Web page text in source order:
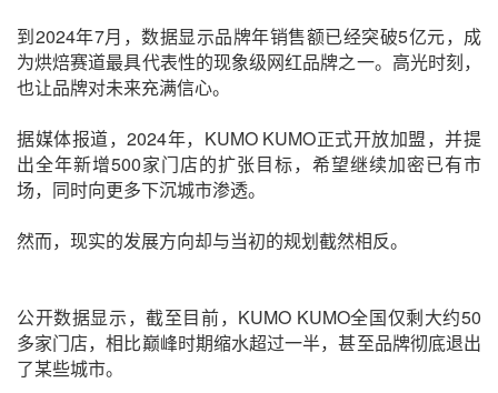
到2024年7月，数据显示品牌年销售额已经突破5亿元，成
为烘焙赛道最具代表性的现象级网红品牌之一。高光时刻，
也让品牌对未来充满信心。
据媒体报道，2024年，KUMO KUMO正式开放加盟，并提
出全年新增500家门店的扩张目标，希望继续加密已有市
场，同时向更多下沉城市渗透。
然而，现实的发展方向却与当初的规划截然相反。
公开数据显示，截至目前，KUMO KUMO全国仅剩大约50
多家门店，相比巅峰时期缩水超过一半，甚至品牌彻底退出
了某些城市。